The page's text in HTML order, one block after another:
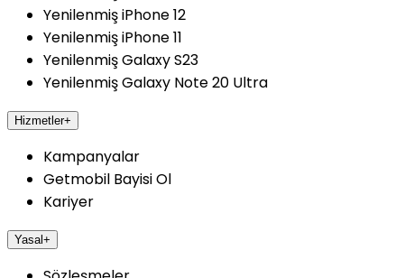
Yenilenmiş iPhone 12
Yenilenmiş iPhone 11
Yenilenmiş Galaxy S23
Yenilenmiş Galaxy Note 20 Ultra
Hizmetler+
Kampanyalar
Getmobil Bayisi Ol
Kariyer
Yasal+